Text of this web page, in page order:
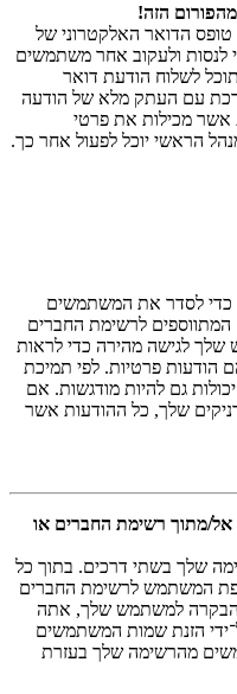
הזה!
הדואר האלקטרוני של
לנסות ולעקוב אחר משתמשים
לשלוח הודעת דואר
עם העתק מלא של הודעה
אשר מכילות את פרטי
הראשי יוכל לפעול אחר כך.
כדי לסדר את המשתמשים
לרשימת החברים
לגישה מהירה כדי לראות
הודעות פרטיות. לפי תמיכת
גם להיות מודגשות. אם
שלך, כל ההודעות אשר
אל/מתוך רשימת החברים או
שלך בשתי דרכים. בתוך כל
המשתמש לרשימת החברים
הבקרה למשתמש שלך, אתה
הזנת שמות המשתמשים
מהרשימה שלך בעזרת